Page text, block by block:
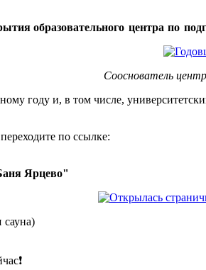
образовательного центра по
Сооснователь
году и, в том числе,
по ссылке:
Ярцево"